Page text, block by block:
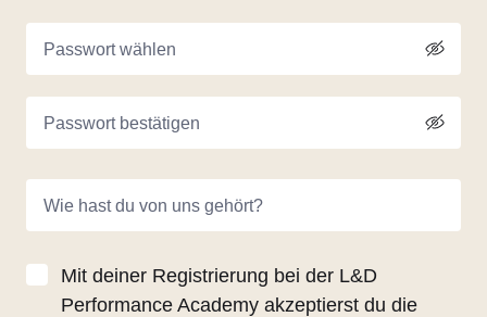
Passwort wählen
Passwort bestätigen
Wie hast du von uns gehört?
Mit deiner Registrierung bei der L&D
Performance Academy akzeptierst du die